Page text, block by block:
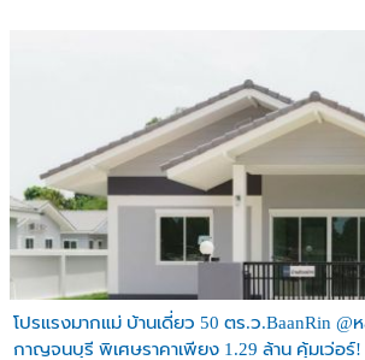
โปรแรงมากแม่ บ้านเดี่ยว 50 ตร.ว.BaanRin @
กาญจนบุรี พิเศษราคาเพียง 1.29 ล้าน คุ้มเว่อร์!